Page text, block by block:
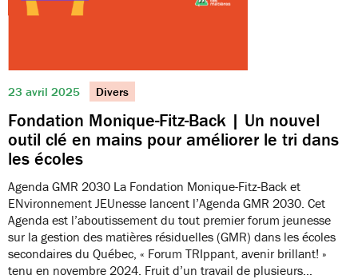
23 avril 2025 Divers
Fondation Monique-Fitz-Back | Un nouvel
outil clé en mains pour améliorer le tri dans
les écoles
Agenda GMR 2030 La Fondation Monique-Fitz-Back et
ENvironnement JEUnesse lancent l’Agenda GMR 2030. Cet
Agenda est l’aboutissement du tout premier forum jeunesse
sur la gestion des matières résiduelles (GMR) dans les écoles
secondaires du Québec, « Forum TRIppant, avenir brillant! »
tenu en novembre 2024. Fruit d’un travail de plusieurs…